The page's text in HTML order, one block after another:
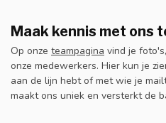
Maak kennis met ons
Op onze teampagina vind je
onze medewerkers. Hier kun je
aan de lijn hebt of met wie je
maakt ons uniek en versterkt de